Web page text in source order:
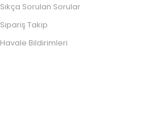
Sıkça Sorulan Sorular
Sipariş Takip
Havale Bildirimleri